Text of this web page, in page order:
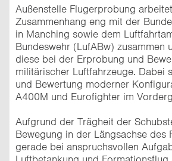
Außenstelle Flugerprobung
Zusammenhang eng mit der
in Manching sowie dem
Bundeswehr (LufABw) zusammen
diese bei der Erprobung und
militärischer Luftfahrzeuge. Dabei
und Bewertung moderner
A400M und Eurofighter im
Aufgrund der Trägheit der
Bewegung in der Längsachse des
gerade bei anspruchsvollen